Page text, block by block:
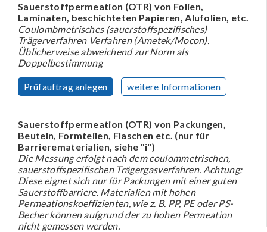
Sauerstoffpermeation (OTR) von Folien,
Laminaten, beschichteten Papieren, Alufolien, etc.
Coulombmetrisches (sauerstoffspezifisches)
Trägerverfahren Verfahren (Ametek/Mocon).
Üblicherweise abweichend zur Norm als
Doppelbestimmung
Prüfauftrag anlegen weitere Informationen
Sauerstoffpermeation (OTR) von Packungen,
Beuteln, Formteilen, Flaschen etc. (nur für
Barrierematerialien, siehe "i")
Die Messung erfolgt nach dem coulommetrischen,
sauerstoffspezifischen Trägergasverfahren. Achtung:
Diese eignet sich nur für Packungen mit einer guten
Sauerstoffbarriere. Materialien mit hohen
Permeationskoeffizienten, wie z. B. PP, PE oder PS-
Becher können aufgrund der zu hohen Permeation
nicht gemessen werden.